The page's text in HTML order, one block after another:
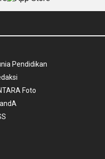
Pendidikan
Foto